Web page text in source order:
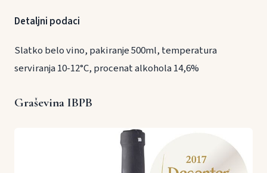
Detaljni podaci
Slatko belo vino, pakiranje 500ml, temperatura
serviranja 10-12°C, procenat alkohola 14,6%
Graševina IBPB